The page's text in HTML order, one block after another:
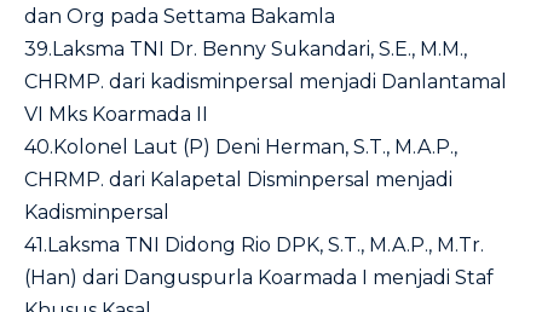
dan Org pada Settama Bakamla
39.Laksma TNI Dr. Benny Sukandari, S.E., M.M.,
CHRMP. dari kadisminpersal menjadi Danlantamal
VI Mks Koarmada II
40.Kolonel Laut (P) Deni Herman, S.T., M.A.P.,
CHRMP. dari Kalapetal Disminpersal menjadi
Kadisminpersal
41.Laksma TNI Didong Rio DPK, S.T., M.A.P., M.Tr.
(Han) dari Danguspurla Koarmada I menjadi Staf